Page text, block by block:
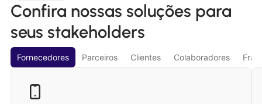
Confira nossas soluções para
seus stakeholders
Fornecedores Parceiros Clientes Colaboradores